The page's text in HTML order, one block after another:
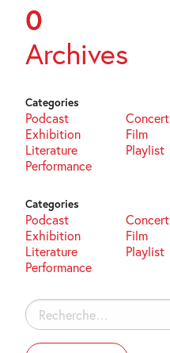
FR
0
Archives
Categories
Podcast Concert
Exhibition
Film
Literature
Playlist
Performance
Categories
Podcast Concert
Exhibition
Film
Literature
Playlist
Performance
Rechercher :